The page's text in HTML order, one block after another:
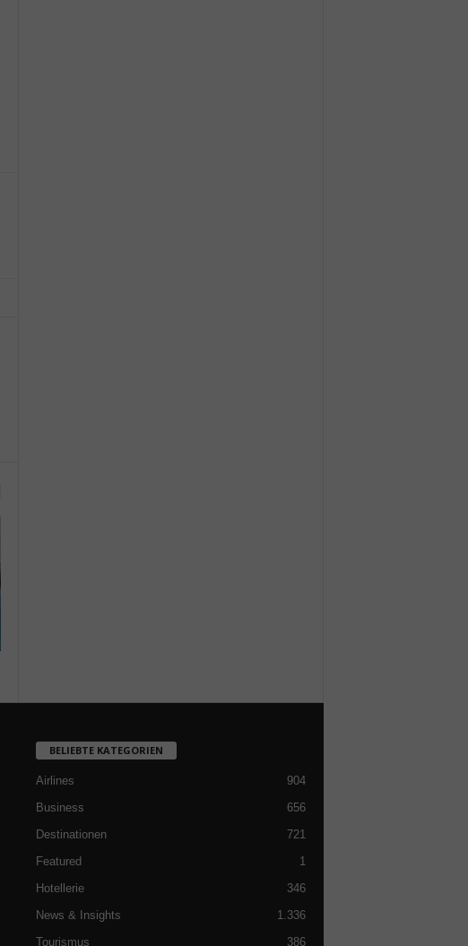
BELIEBTE KATEGORIEN
Airlines
904
Business
656
Destinationen
721
Featured
1
Hotellerie
346
News & Insights
1.336
Tourismus
386